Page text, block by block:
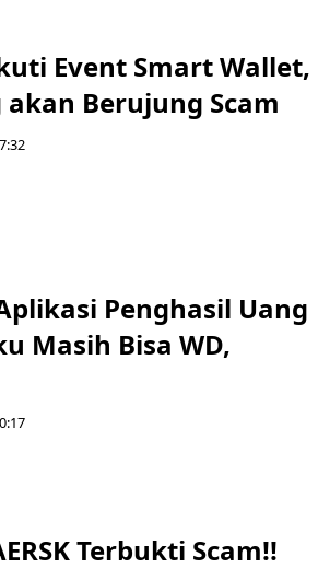
Event Smart Wallet,
Berujung Scam
Penghasil Uang
Masih Bisa WD,
Terbukti Scam!!